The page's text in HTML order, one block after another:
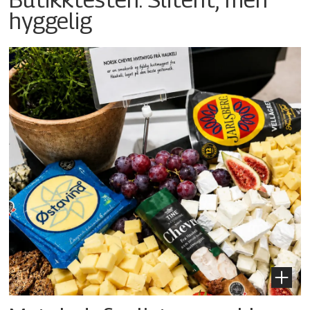
hyggelig